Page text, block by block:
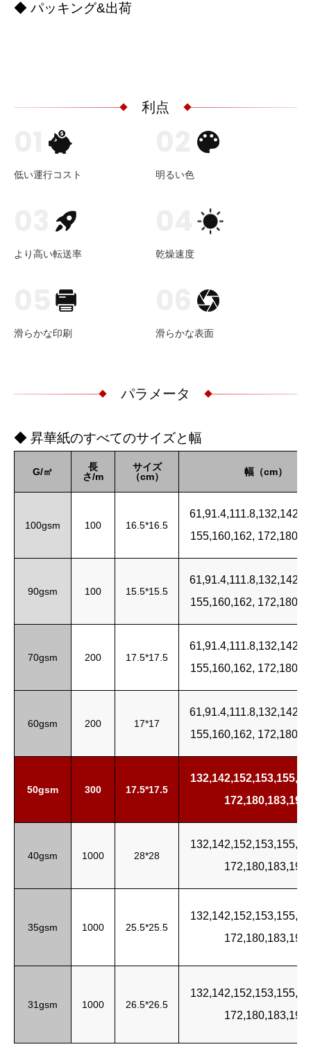
◆ パッキング&出荷
利点
低い運行コスト 明るい色
より高い転送率 乾燥速度
滑らかな印刷 滑らかな表面
パラメータ
◆ 昇華紙のすべてのサイズと幅
G/㎡
長
さ/m
サイズ
（cm）
幅（cm）
100gsm 100 16.5*16.5
155,160,162,
90gsm 100 15.5*15.5
155,160,162,
70gsm 200 17.5*17.5
155,160,162,
60gsm 200 17*17
155,160,162,
50gsm 300 17.5*17.5
132,142,152,153,
172,180,183,190
40gsm 1000 28*28
132,142,152,153,
172,180,183,190
35gsm 1000 25.5*25.5
172,180,183,190
31gsm 1000 26.5*26.5
172,180,183,190